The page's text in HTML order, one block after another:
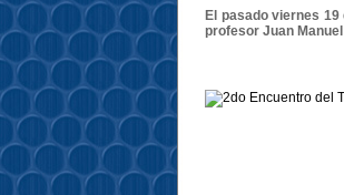
El pasado viernes
profesor Juan